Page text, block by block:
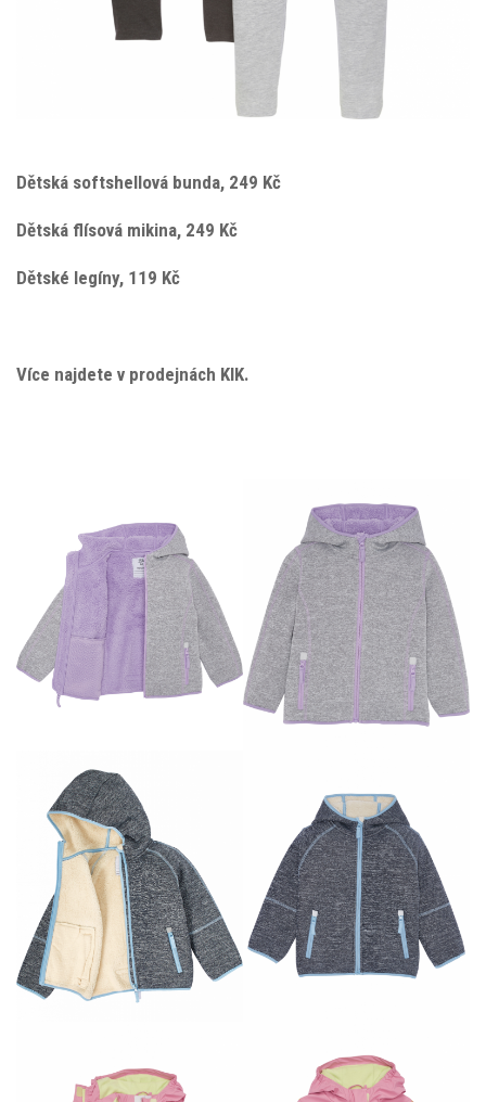
Dětská softshellová bunda, 249 Kč
Dětská flísová mikina, 249 Kč
Dětské legíny, 119 Kč
Více najdete v prodejnách KIK.